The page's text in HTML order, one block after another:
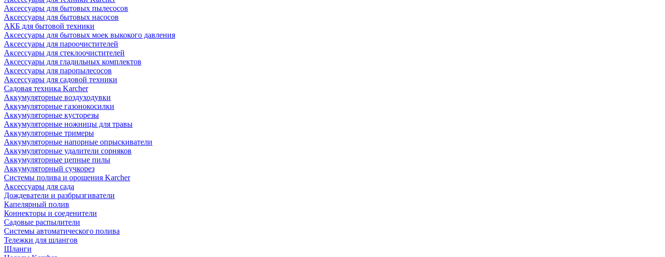
Аксессуары для бытовых пылесосов
Аксессуары для бытовых насосов
АКБ для бытовой техники
Аксессуары для бытовых моек выкокого давления
Аксессуары для пароочистителей
Аксессуары для стеклоочистителей
Аксессуары для гладильных комплектов
Аксессуары для паропылесосов
Аксессуары для садовой техники
Садовая техника Karcher
Аккумуляторные воздуходувки
Аккумуляторные газонокосилки
Аккумуляторные кусторезы
Аккумуляторные ножницы для травы
Аккумуляторные тримеры
Аккумуляторные напорные опрыскиватели
Аккумуляторные удалители сорняков
Аккумуляторные цепные пилы
Аккумуляторный сучкорез
Системы полива и орошения Karcher
Аксессуары для сада
Дождеватели и разбрызгиватели
Капелярный полив
Коннекторы и соеденители
Садовые распылители
Системы автоматического полива
Тележки для шлангов
Шланги